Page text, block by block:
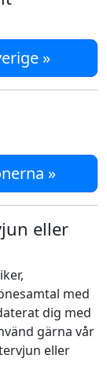
»
»
eller
med
dig med
gärna vår
eller